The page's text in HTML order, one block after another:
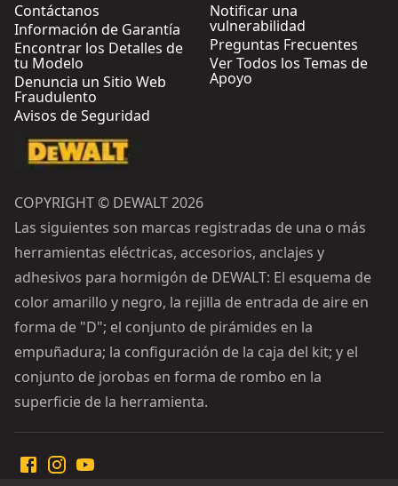
Contáctanos
Información de Garantía
Encontrar los Detalles de
tu Modelo
Denuncia un Sitio Web
Fraudulento
Avisos de Seguridad
Notificar una
vulnerabilidad
Preguntas Frecuentes
Ver Todos los Temas de
Apoyo
COPYRIGHT © DEWALT 2026
Las siguientes son marcas registradas de una o más
herramientas eléctricas, accesorios, anclajes y
adhesivos para hormigón de DEWALT: El esquema de
color amarillo y negro, la rejilla de entrada de aire en
forma de "D"; el conjunto de pirámides en la
empuñadura; la configuración de la caja del kit; y el
conjunto de jorobas en forma de rombo en la
superficie de la herramienta.